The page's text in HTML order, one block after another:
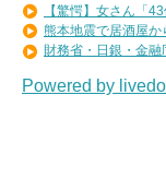
【驚愕】女さん「
熊本地震で居酒屋
財務省・日銀・金
Powered by